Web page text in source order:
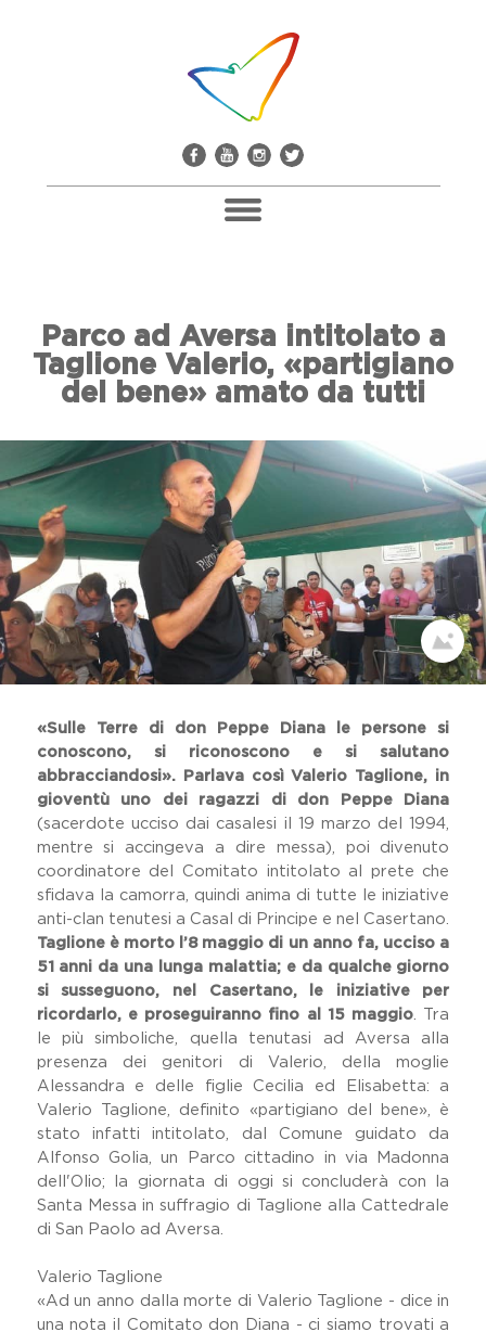
Pacco Alla Camorra
Don Giuseppe Diana
Il Comitato Don Peppe Diana
Casa Don Diana
Mediateca E Biblioteca
Dicono Di Noi
Il Viaggio Sulle Terre Di Don
Peppe Diana
Festival Dell'impegno Civile
Memoria Delle Vittime
Comunicati Stampa
Premio Artistico Letterario
Diana
19 Marzo
Lavora Con Noi
Gallery
Home
Parco ad Aversa intitolato a
Taglione Valerio, «partigiano
del bene» amato da tutti
«Sulle Terre di don Peppe Diana le persone si
conoscono, si riconoscono e si salutano
abbracciandosi». Parlava così Valerio Taglione, in
gioventù uno dei ragazzi di don Peppe Diana
(sacerdote ucciso dai casalesi il 19 marzo del 1994,
mentre si accingeva a dire messa), poi divenuto
coordinatore del Comitato intitolato al prete che
sfidava la camorra, quindi anima di tutte le iniziative
anti-clan tenutesi a Casal di Principe e nel Casertano.
Taglione è morto l’8 maggio di un anno fa, ucciso a
51 anni da una lunga malattia; e da qualche giorno
si susseguono, nel Casertano, le iniziative per
ricordarlo, e proseguiranno fino al 15 maggio. Tra
le più simboliche, quella tenutasi ad Aversa alla
presenza dei genitori di Valerio, della moglie
Alessandra e delle figlie Cecilia ed Elisabetta: a
Valerio Taglione, definito «partigiano del bene», è
stato infatti intitolato, dal Comune guidato da
Alfonso Golia, un Parco cittadino in via Madonna
dell'Olio; la giornata di oggi si concluderà con la
Santa Messa in suffragio di Taglione alla Cattedrale
di San Paolo ad Aversa.
Valerio Taglione
«Ad un anno dalla morte di Valerio Taglione - dice in
una nota il Comitato don Diana - ci siamo trovati a